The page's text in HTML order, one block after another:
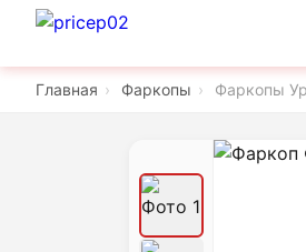
Главная › Фаркопы › Фаркопы